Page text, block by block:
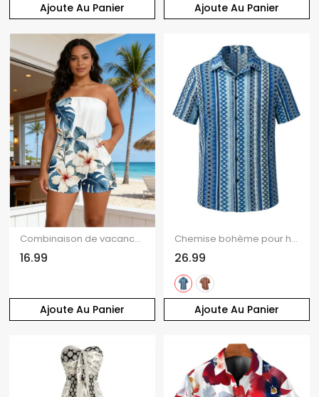
Ajoute Au Panier Ajoute Au Panier
Ajoute Au Panier
Combinaison de vacances à imprimé floral hibiscus aquarelle, poche et épaules dénudées
16.99
Ajoute Au Panier
Chemise bohème pour homme, style ethnique, rayures, boutonnée, idéale pour les vacances
26.99